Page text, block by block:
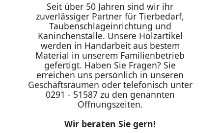
Seit über 50 Jahren sind wir ihr
zuverlässiger Partner für Tierbedarf,
Taubenschlageinrichtung und
Kaninchenställe. Unsere Holzartikel
werden in Handarbeit aus bestem
Material in unserem Familienbetrieb
gefertigt. Haben Sie Fragen? Sie
erreichen uns persönlich in unseren
Geschäftsräumen oder telefonisch unter
0291 - 51587 zu den genannten
Öffnungszeiten.
Wir beraten Sie gern!